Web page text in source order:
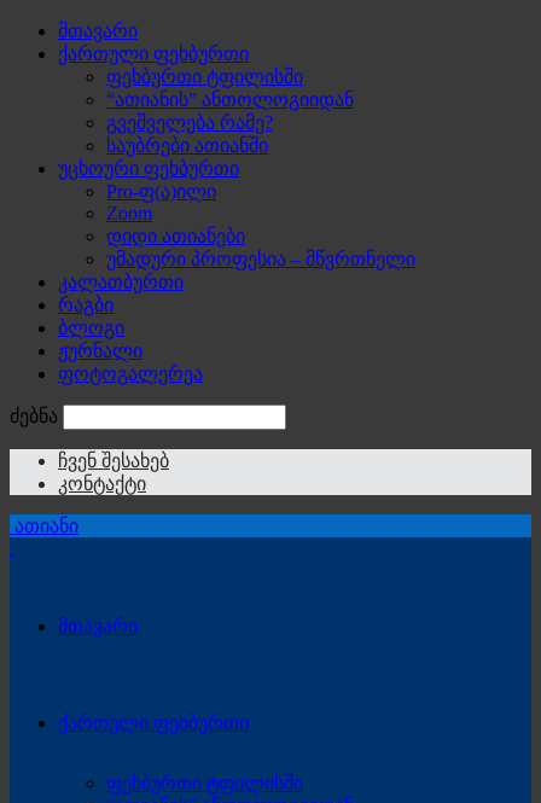
მთავარი
ქართული ფეხბურთი
ფეხბურთი ტფილისში
“ათიანის” ანთოლოგიიდან
გვეშველება რამე?
საუბრები ათიანში
უცხოური ფეხბურთი
Pro-ფ(ა)ილი
Zoom
დიდი ათიანები
უმადური პროფესია – მწვრთნელი
კალათბურთი
რაგბი
ბლოგი
ჟურნალი
ფოტოგალერეა
ძებნა
ჩვენ შესახებ
კონტაქტი
ათიანი
მთავარი
ქართული ფეხბურთი
ფეხბურთი ტფილისში